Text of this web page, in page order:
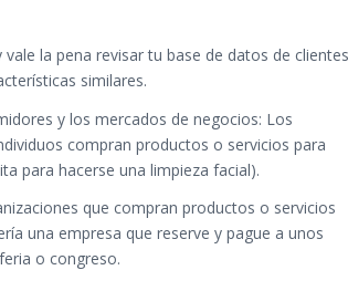
la pena revisar tu base de datos de clientes
similares.
y los mercados de negocios: Los
compran productos o servicios para
para hacerse una limpieza facial).
que compran productos o servicios
una empresa que reserve y pague a unos
o congreso.